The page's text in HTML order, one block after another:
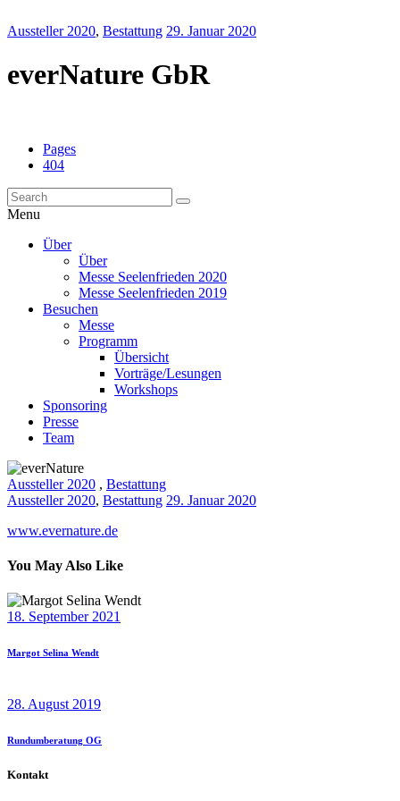
Aussteller 2020, Bestattung 29. Januar 2020
everNature GbR
Pages
404
Menu
Über
Über
Messe Seelenfrieden 2020
Messe Seelenfrieden 2019
Besuchen
Messe
Programm
Übersicht
Vorträge/Lesungen
Workshops
Sponsoring
Presse
Team
Aussteller 2020 , Bestattung
Aussteller 2020, Bestattung 29. Januar 2020
www.evernature.de
You May Also Like
18. September 2021
Margot Selina Wendt
28. August 2019
Rundumberatung OG
Kontakt